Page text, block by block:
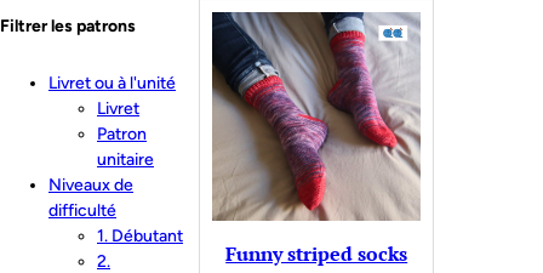
récent
ancien
Filtrer les patrons
Livret ou à l'unité
Livret
Patron
unitaire
Niveaux de
difficulté
1. Débutant
2.
Funny striped socks